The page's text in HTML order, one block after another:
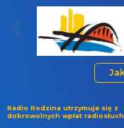
Radio Rodzina utrzymuje się z
dobrowolnych wpłat